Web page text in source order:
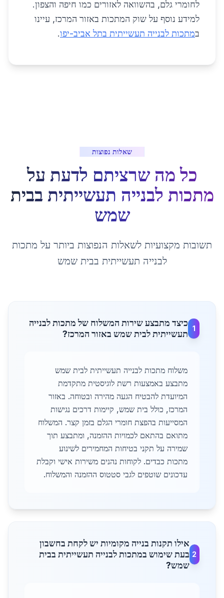
לחומרי גלם, בהשוואה לאזורים כמו חיפה והצפון.
למידע נוסף על שוק המתכות באזור המרכז, עיינו
במתכות לבנייה תעשייתית בתל אביב-יפו.
שאלות נפוצות
כל מה שרציתם לדעת על
מתכות לבנייה תעשייתית בבית
שמש
תשובות מקצועיות לשאלות הנפוצות ביותר על מתכות
לבנייה תעשייתית בבית שמש
1
כיצד מתבצע שירות המשלוח של מתכות לבנייה
תעשייתית לבית שמש באזור המרכז?
משלוח מתכות לבנייה תעשייתית לבית שמש
מתבצע באמצעות רשת לוגיסטית מתקדמת
המיועדת להבטיח הגעה מהירה ובטוחה. באזור
המרכז, כולל בית שמש, קיימות דרכים נגישות
המסייעות בהפצת חומרי הגלם בזמן קצר. המשלוח
מתואם בהתאם לכמויות ההזמנה, ומתבצע תוך
שמירה על תקני בטיחות המחמירים לשינוע
מתכות כבדים. לקוחות נהנים משירות אישי וקבלת
עדכונים שוטפים לגבי סטטוס ההזמנה והמשלוח.
2
אילו תקנות בנייה מקומיות יש לקחת בחשבון
בעת שימוש במתכות לבנייה תעשייתית בבית
שמש?